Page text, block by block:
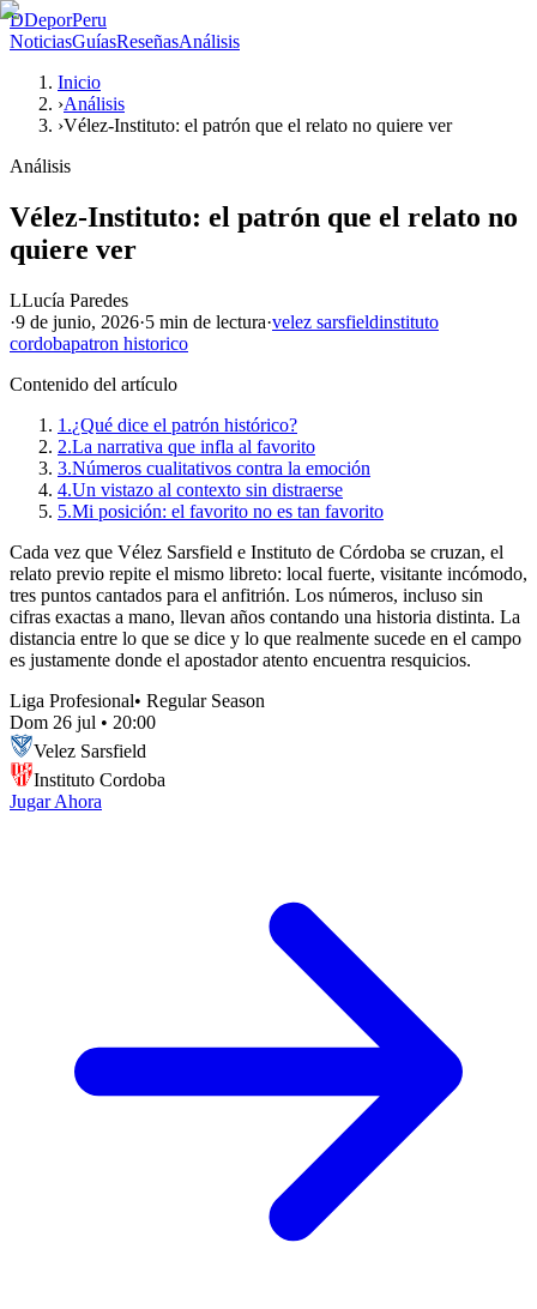
DDeporPeru
NoticiasGuíasReseñasAnálisis
Inicio
›Análisis
›Vélez-Instituto: el patrón que el relato no quiere ver
Análisis
Vélez-Instituto: el patrón que el relato no
quiere ver
LLucía Paredes
·9 de junio, 2026·5 min de lectura·velez sarsfieldinstituto
cordobapatron historico
Contenido del artículo
1.¿Qué dice el patrón histórico?
2.La narrativa que infla al favorito
3.Números cualitativos contra la emoción
4.Un vistazo al contexto sin distraerse
5.Mi posición: el favorito no es tan favorito
Cada vez que Vélez Sarsfield e Instituto de Córdoba se cruzan, el
relato previo repite el mismo libreto: local fuerte, visitante incómodo,
tres puntos cantados para el anfitrión. Los números, incluso sin
cifras exactas a mano, llevan años contando una historia distinta. La
distancia entre lo que se dice y lo que realmente sucede en el campo
es justamente donde el apostador atento encuentra resquicios.
Liga Profesional• Regular Season
Dom 26 jul • 20:00
Velez Sarsfield
Instituto Cordoba
Jugar Ahora